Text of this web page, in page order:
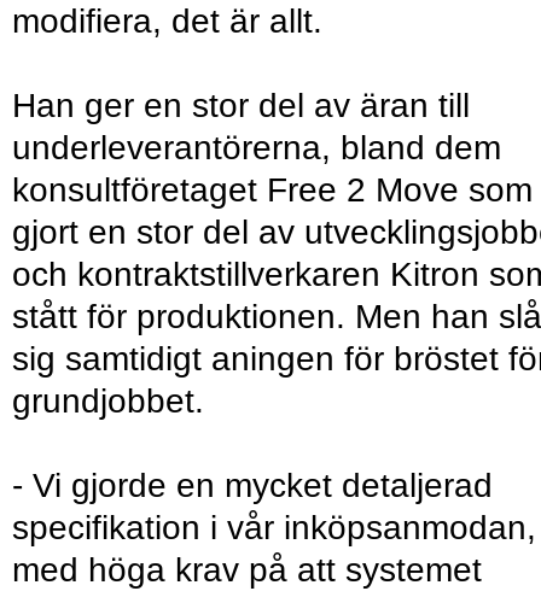
modifiera, det är allt.
Han ger en stor del av äran till
underleverantörerna, bland dem
konsultföretaget Free 2 Move som
gjort en stor del av
och kontraktstillverkaren Kitron
stått för produktionen. Men han
sig samtidigt aningen för bröstet
grundjobbet.
- Vi gjorde en mycket detaljerad
specifikation i vår inköpsanmodan,
med höga krav på att systemet